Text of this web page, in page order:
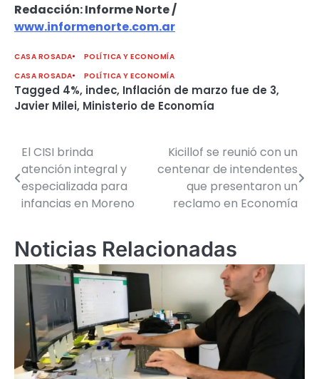
Redacción: Informe Norte /
www.informenorte.com.ar
CASA ROSADA
POLÍTICA Y ECONOMÍA
CASA ROSADA
POLÍTICA Y ECONOMÍA
Tagged 4%, indec, Inflación de marzo fue de 3,
Javier Milei, Ministerio de Economía
Navegación
de
entradas
El CISI brinda
atención integral y
especializada para
infancias en Moreno
Kicillof se reunió con un
centenar de intendentes
que presentaron un
reclamo en Economía
Noticias Relacionadas